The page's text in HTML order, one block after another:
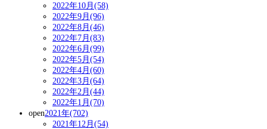
2022年10月(58)
2022年9月(96)
2022年8月(46)
2022年7月(83)
2022年6月(99)
2022年5月(54)
2022年4月(60)
2022年3月(64)
2022年2月(44)
2022年1月(70)
open2021年(702)
2021年12月(54)